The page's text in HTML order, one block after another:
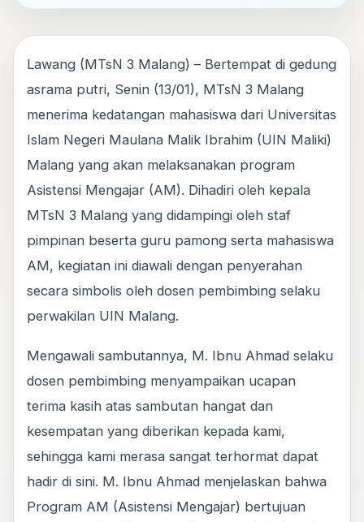
Lawang (MTsN 3 Malang) – Bertempat di gedung
asrama putri, Senin (13/01), MTsN 3 Malang
menerima kedatangan mahasiswa dari Universitas
Islam Negeri Maulana Malik Ibrahim (UIN Maliki)
Malang yang akan melaksanakan program
Asistensi Mengajar (AM). Dihadiri oleh kepala
MTsN 3 Malang yang didampingi oleh staf
pimpinan beserta guru pamong serta mahasiswa
AM, kegiatan ini diawali dengan penyerahan
secara simbolis oleh dosen pembimbing selaku
perwakilan UIN Malang.
Mengawali sambutannya, M. Ibnu Ahmad selaku
dosen pembimbing menyampaikan ucapan
terima kasih atas sambutan hangat dan
kesempatan yang diberikan kepada kami,
sehingga kami merasa sangat terhormat dapat
hadir di sini. M. Ibnu Ahmad menjelaskan bahwa
Program AM (Asistensi Mengajar) bertujuan